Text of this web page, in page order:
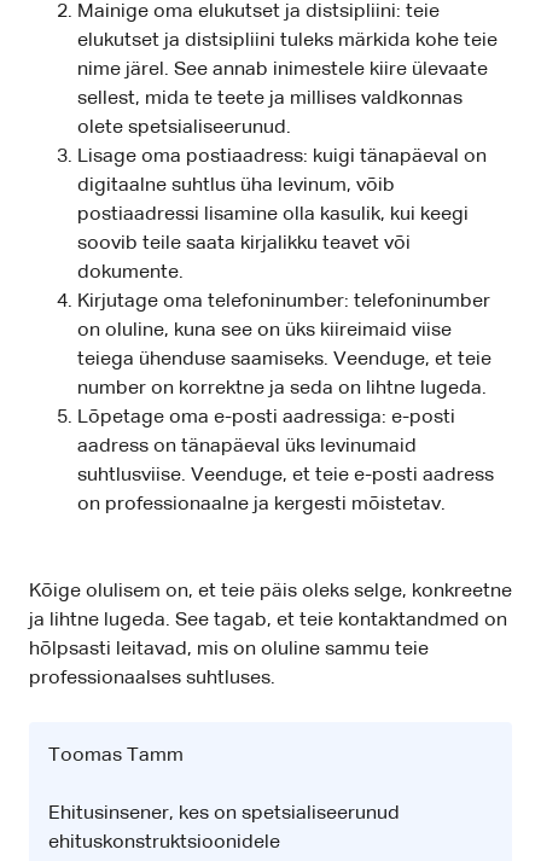
Mainige oma elukutset ja distsipliini: teie
elukutset ja distsipliini tuleks märkida kohe teie
nime järel. See annab inimestele kiire ülevaate
sellest, mida te teete ja millises valdkonnas
olete spetsialiseerunud.
Lisage oma postiaadress: kuigi tänapäeval on
digitaalne suhtlus üha levinum, võib
postiaadressi lisamine olla kasulik, kui keegi
soovib teile saata kirjalikku teavet või
dokumente.
Kirjutage oma telefoninumber: telefoninumber
on oluline, kuna see on üks kiireimaid viise
teiega ühenduse saamiseks. Veenduge, et teie
number on korrektne ja seda on lihtne lugeda.
Lõpetage oma e-posti aadressiga: e-posti
aadress on tänapäeval üks levinumaid
suhtlusviise. Veenduge, et teie e-posti aadress
on professionaalne ja kergesti mõistetav.
Kõige olulisem on, et teie päis oleks selge, konkreetne
ja lihtne lugeda. See tagab, et teie kontaktandmed on
hõlpsasti leitavad, mis on oluline sammu teie
professionaalses suhtluses.
Toomas Tamm
Ehitusinsener, kes on spetsialiseerunud
ehituskonstruktsioonidele